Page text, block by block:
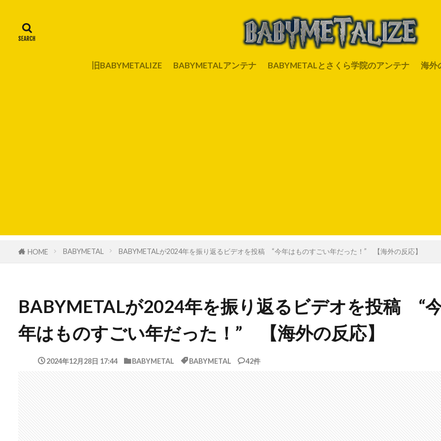
旧BABYMETALIZE BABYMETALアンテナ BABYMETALとさくら学院のアンテナ 海外
HOME BABYMETAL BABYMETALが2024年を振り返るビデオを投稿 “今年はものすごい年だった！” 【海外の反応】
BABYMETALが2024年を振り返るビデオを投稿 “
年はものすごい年だった！” 【海外の反応】
2024年12月28日 17:44 BABYMETAL BABYMETAL 42件